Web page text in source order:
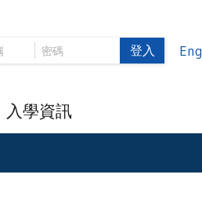
登入 Eng
入學資訊